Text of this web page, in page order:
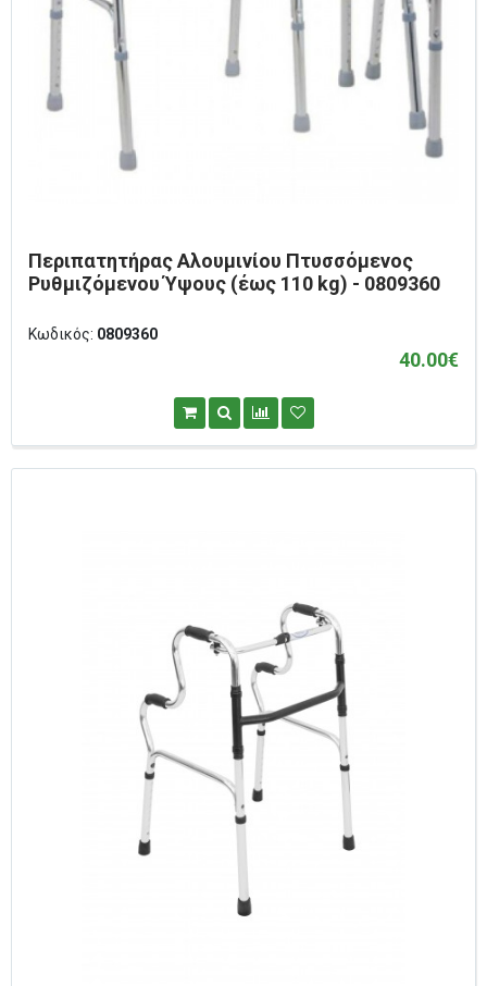
Περιπατητήρας Αλουμινίου Πτυσσόμενος
Ρυθμιζόμενου Ύψους (έως 110 kg) - 0809360
Κωδικός: 0809360
40.00€